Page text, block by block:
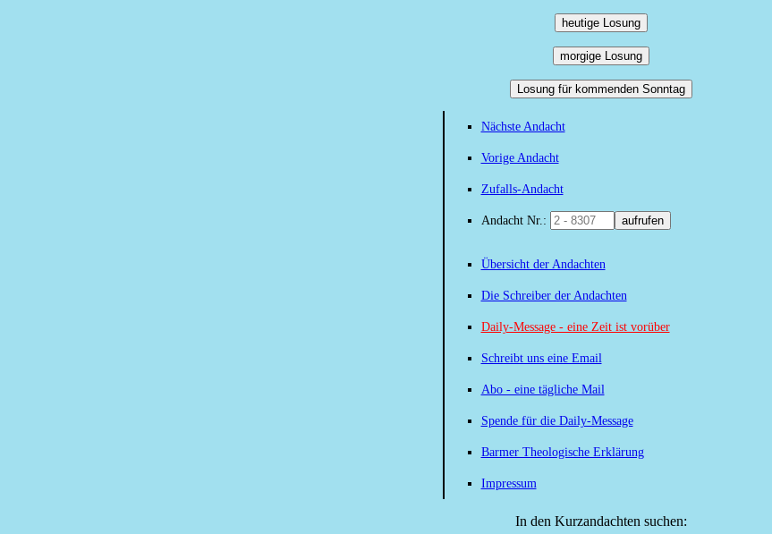
heutige Losung
morgige Losung
Losung für kommenden Sonntag
Nächste Andacht
Vorige Andacht
Zufalls-Andacht
Andacht Nr.: aufrufen
Übersicht der Andachten
Die Schreiber der Andachten
Daily-Message - eine Zeit ist vorüber
Schreibt uns eine Email
Abo - eine tägliche Mail
Spende für die Daily-Message
Barmer Theologische Erklärung
Impressum
In den Kurzandachten suchen: